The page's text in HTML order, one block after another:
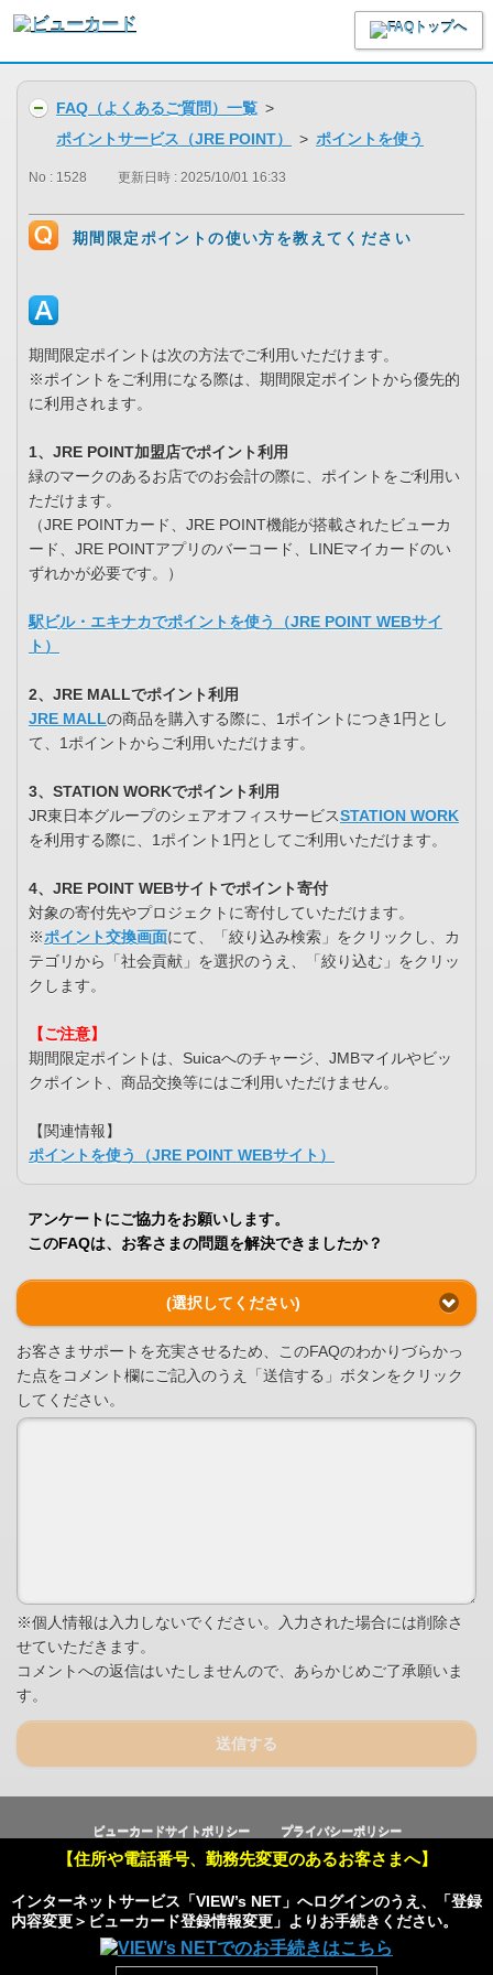
【住所や電話番号、勤務先変更のあるお客さまへ】
インターネットサービス「VIEW’s NET」へログインのうえ、「登録
内容変更＞ビューカード登録情報変更」よりお手続きください。
FAQ（よくあるご質問）一覧 >
ポイントサービス（JRE POINT）
> ポイントを使う
No : 1528 更新日時 : 2025/10/01 16:33
期間限定ポイントの使い方を教えてください
期間限定ポイントは次の方法でご利用いただけます。
※ポイントをご利用になる際は、期間限定ポイントから優先的
に利用されます。
1、JRE POINT加盟店でポイント利用
緑のマークのあるお店でのお会計の際に、ポイントをご利用い
ただけます。
（JRE POINTカード、JRE POINT機能が搭載されたビューカ
ード、JRE POINTアプリのバーコード、LINEマイカードのい
ずれかが必要です。）
駅ビル・エキナカでポイントを使う（JRE POINT WEBサイ
ト）
2、JRE MALLでポイント利用
JRE MALLの商品を購入する際に、1ポイントにつき1円とし
て、1ポイントからご利用いただけます。
3、STATION WORKでポイント利用
JR東日本グループのシェアオフィスサービスSTATION WORK
を利用する際に、1ポイント1円としてご利用いただけます。
4、JRE POINT WEBサイトでポイント寄付
対象の寄付先やプロジェクトに寄付していただけます。
※ポイント交換画面にて、「絞り込み検索」をクリックし、カ
テゴリから「社会貢献」を選択のうえ、「絞り込む」をクリッ
クします。
【ご注意】
期間限定ポイントは、Suicaへのチャージ、JMBマイルやビッ
クポイント、商品交換等にはご利用いただけません。
【関連情報】
ポイントを使う（JRE POINT WEBサイト）
アンケートにご協力をお願いします。
このFAQは、お客さまの問題を解決できましたか？
(選択してください)
お客さまサポートを充実させるため、このFAQのわかりづらかっ
た点をコメント欄にご記入のうえ「送信する」ボタンをクリック
してください。
※個人情報は入力しないでください。入力された場合には削除さ
せていただきます。
コメントへの返信はいたしませんので、あらかじめご了承願いま
す。
送信する
ビューカードサイトポリシー プライバシーポリシー
Powered by